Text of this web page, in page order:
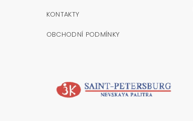
KONTAKTY
OBCHODNÍ PODMÍNKY